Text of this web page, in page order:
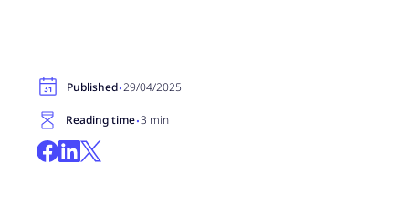
Published·29/04/2025
Reading time·3 min